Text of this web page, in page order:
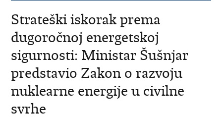
Strateški iskorak prema
dugoročnoj energetskoj
sigurnosti: Ministar Šušnjar
predstavio Zakon o razvoju
nuklearne energije u civilne
svrhe